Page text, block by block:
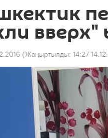
(Жаңыртылды: 14:27